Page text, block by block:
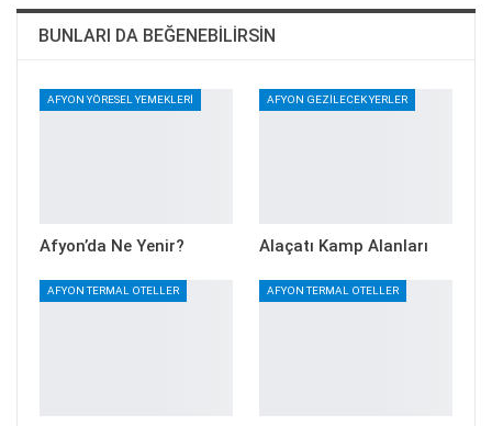
BUNLARI DA BEĞENEBILIRSIN
AFYON YÖRESEL YEMEKLERI
Afyon’da Ne Yenir?
AFYON GEZILECEK YERLER
Alaçatı Kamp Alanları
AFYON TERMAL OTELLER AFYON TERMAL OTELLER